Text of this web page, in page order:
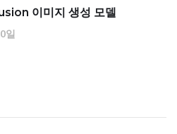
이미지 생성 모델
일